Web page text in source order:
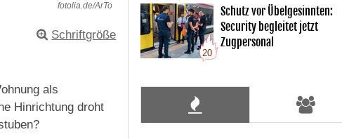
fotolia.de/ArTo
Schriftgröße
als
Hinrichtung droht
20
Schutz vor Übelgesinnten:
Security begleitet jetzt
Zugpersonal